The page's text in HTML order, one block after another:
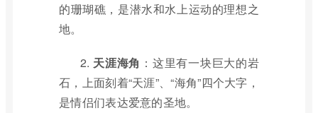
的珊瑚礁，是潜水和水上运动的理想之
地。
2. 天涯海角 ：这里有一块巨大的岩
石，上面刻着“天涯”、“海角”四个大字，
是情侣们表达爱意的圣地。